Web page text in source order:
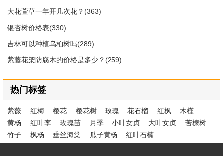
大花萱草一年开几次花？(363)
银杏树价格表(330)
吉林可以种植乌桕树吗(289)
紫藤花架防腐木的价格是多少？(259)
热门标签
紫薇 红梅 樱花 樱花树 玫瑰 花石榴 红枫
木槿
黄杨
红叶李 玫瑰苗 月季 小叶女贞 大叶女贞
苦楝树
竹子
枫杨 垂丝海棠 瓜子黄杨 红叶石楠